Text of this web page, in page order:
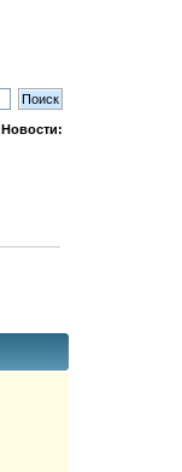
Новости: